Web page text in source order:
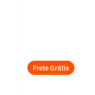
Frete Grátis